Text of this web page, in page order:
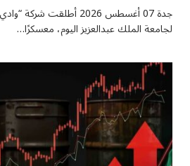
جدة 07 أغسطس 2026 أطلقت
لجامعة الملك عبدالعزيز اليوم، معسكرًا…